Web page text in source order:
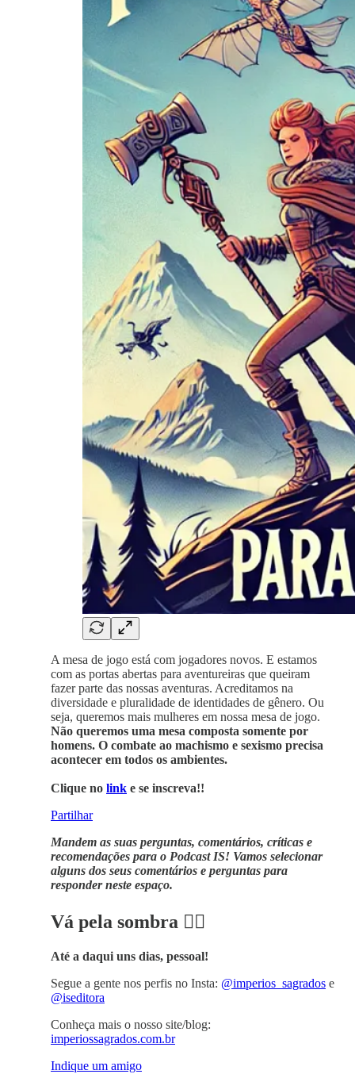
A mesa de jogo está com jogadores novos. E estamos
com as portas abertas para aventureiras que queiram
fazer parte das nossas aventuras. Acreditamos na
diversidade e pluralidade de identidades de gênero. Ou
seja, queremos mais mulheres em nossa mesa de jogo.
Não queremos uma mesa composta somente por
homens. O combate ao machismo e sexismo precisa
acontecer em todos os ambientes.
Clique no link e se inscreva!!
Partilhar
Mandem as suas perguntas, comentários, críticas e
recomendações para o Podcast IS! Vamos selecionar
alguns dos seus comentários e perguntas para
responder neste espaço.
Vá pela sombra 👌🏽
Até a daqui uns dias, pessoal!
Segue a gente nos perfis no Insta: @imperios_sagrados e
@iseditora
Conheça mais o nosso site/blog:
imperiossagrados.com.br
Indique um amigo